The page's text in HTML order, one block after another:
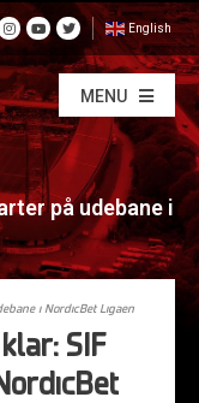
English
MENU
på udebane i
i NordicBet Ligaen
SIF